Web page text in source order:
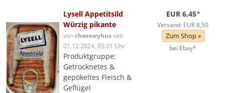
Lysell Appetitsild
Würzig pikante
vonchaeswyhusseit
01.12.2024, 05:21 Uhr
Produktgruppe:
Getrocknetes &
gepökeltes Fleisch &
Geflügel
EUR 6,45*
Versand: EUR 8,50
Zum Shop »
bei Ebay*